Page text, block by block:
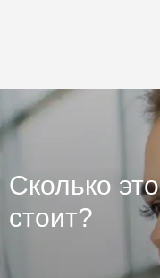
Сколько это
стоит?